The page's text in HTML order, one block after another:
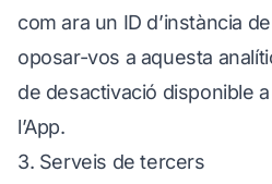
com ara un ID d’instància
oposar-vos a aquesta
de desactivació disponible
l’App.
3. Serveis de tercers